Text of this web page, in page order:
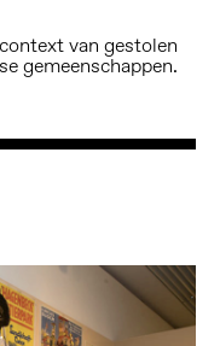
van gestolen
gemeenschappen.